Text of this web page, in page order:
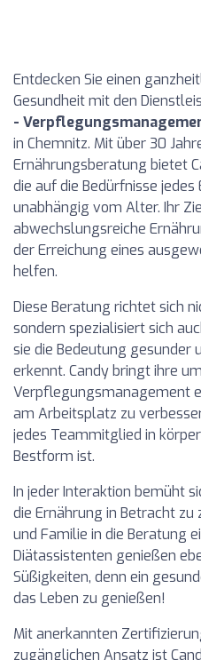
Entdecken Sie einen
Gesundheit mit den
-
in Chemnitz. Mit über 30
Ernährungsberatung bietet
die auf die Bedürfnisse
unabhängig vom Alter. Ihr
abwechslungsreiche
der Erreichung eines
helfen.
Diese Beratung richtet sich
sondern spezialisiert sich
sie die Bedeutung gesunder
erkennt. Candy bringt ihre
Verpflegungsmanagement
am Arbeitsplatz zu
jedes Teammitglied in
Bestform ist.
In jeder Interaktion bemüht
die Ernährung in Betracht zu
und Familie in die Beratung
Diätassistenten genießen
Süßigkeiten, denn ein
das Leben zu genießen!
Mit anerkannten
zugänglichen Ansatz ist